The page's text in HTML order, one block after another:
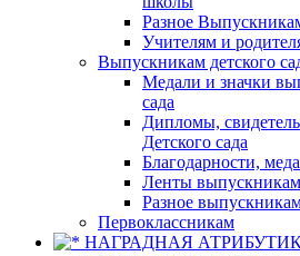
Разное
Учителям и
Выпускникам детского
Медали и значки
сада
Дипломы,
Детского сада
Благодарности,
Ленты выпускникам
Разное
Первоклассникам
НАГРАДНАЯ